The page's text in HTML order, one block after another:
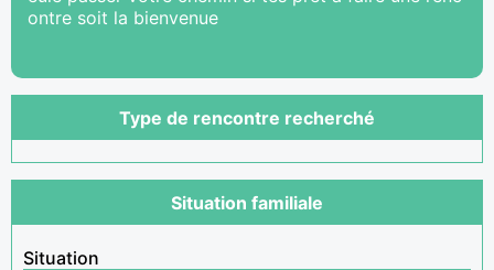
ontre soit la bienvenue
Type de rencontre recherché
Situation familiale
Situation